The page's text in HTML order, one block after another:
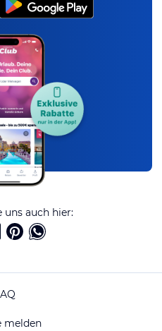
uns auch hier:
melden